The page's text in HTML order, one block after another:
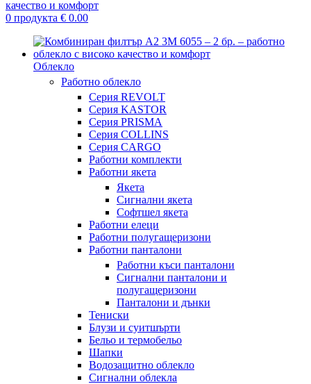
0 продукта € 0.00
Облекло
Работно облекло
Серия REVOLT
Серия KASTOR
Серия PRISMA
Серия COLLINS
Серия CARGO
Работни комплекти
Работни якета
Якета
Сигнални якета
Софтшел якета
Работни елеци
Работни полугащеризони
Работни панталони
Работни къси панталони
Сигнални панталони и
полугащеризони
Панталони и дънки
Тениски
Блузи и суитшърти
Бельо и термобельо
Шапки
Водозащитно облекло
Сигнални облекла